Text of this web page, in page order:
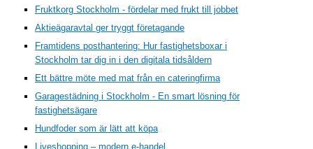
Fruktkorg Stockholm - fördelar med frukt till jobbet
Aktieägaravtal ger tryggt företagande
Framtidens posthantering: Hur fastighetsboxar i
Stockholm tar dig in i den digitala tidsåldern
Ett bättre möte med mat från en cateringfirma
Garagestädning i Stockholm - En smart lösning för
fastighetsägare
Hundfoder som är lätt att köpa
Liveshopping – modern e-handel